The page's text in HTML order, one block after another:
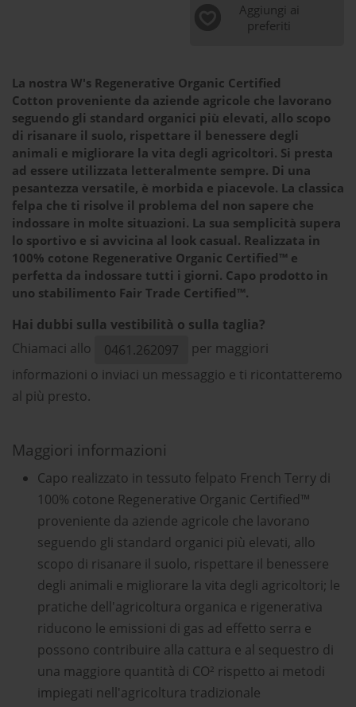
Aggiungi ai
preferiti
La nostra W's Regenerative Organic Certified
Cotton proveniente da aziende agricole che lavorano
seguendo gli standard organici più elevati, allo scopo
di risanare il suolo, rispettare il benessere degli
animali e migliorare la vita degli agricoltori. Si presta
ad essere utilizzata letteralmente sempre. Di una
pesantezza versatile, è morbida e piacevole. La classica
felpa che ti risolve il problema del non sapere che
indossare in molte situazioni. La sua semplicità supera
lo sportivo e si avvicina al look casual. Realizzata in
100% cotone Regenerative Organic Certified™ e
perfetta da indossare tutti i giorni. Capo prodotto in
uno stabilimento Fair Trade Certified™.
Hai dubbi sulla vestibilità o sulla taglia?
Chiamaci allo
0461.262097
per maggiori
informazioni o inviaci un messaggio e ti ricontatteremo
al più presto.
Maggiori informazioni
Capo realizzato in tessuto felpato French Terry di
100% cotone Regenerative Organic Certified™
proveniente da aziende agricole che lavorano
seguendo gli standard organici più elevati, allo
scopo di risanare il suolo, rispettare il benessere
degli animali e migliorare la vita degli agricoltori; le
pratiche dell'agricoltura organica e rigenerativa
riducono le emissioni di gas ad effetto serra e
possono contribuire alla cattura e al sequestro di
una maggiore quantità di CO² rispetto ai metodi
impiegati nell'agricoltura tradizionale